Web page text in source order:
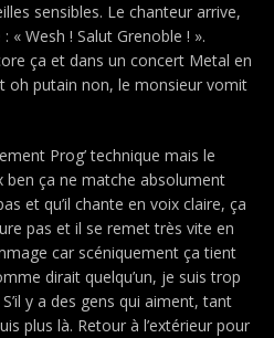
sensibles. Le chanteur arrive,
Wesh ! Salut Grenoble ! ».
ça et dans un concert Metal en
oh putain non, le monsieur vomit
Prog’ technique mais le
ben ça ne matche absolument
et qu’il chante en voix claire, ça
pas et il se remet très vite en
car scéniquement ça tient
dirait quelqu’un, je suis trop
y a des gens qui aiment, tant
plus là. Retour à l’extérieur pour